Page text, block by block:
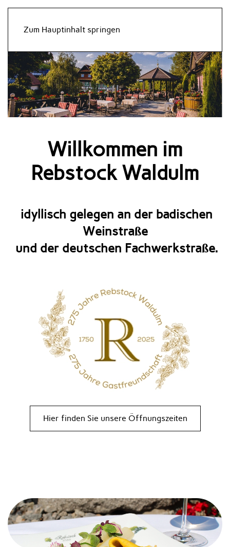
Zum Hauptinhalt springen
Willkommen im
Rebstock Waldulm
idyllisch gelegen an der badischen
Weinstraße
und der deutschen Fachwerkstraße.
Hier finden Sie unsere Öffnungszeiten